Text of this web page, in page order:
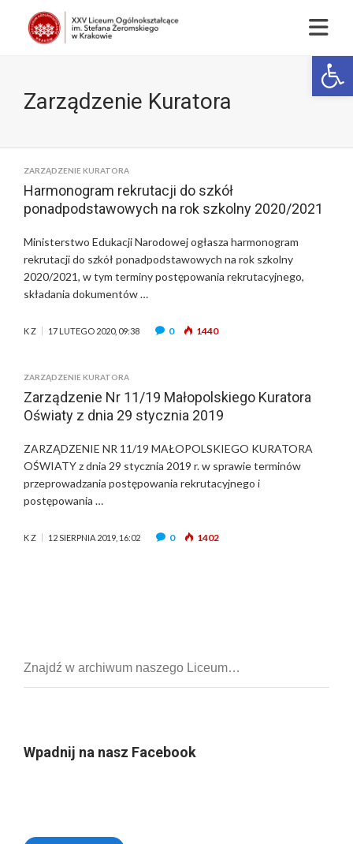
Zarządzenie Kuratora
ZARZĄDZENIE KURATORA
Harmonogram rekrutacji do szkół
ponadpodstawowych na rok szkolny 2020/2021
Ministerstwo Edukacji Narodowej ogłasza harmonogram
rekrutacji do szkół ponadpodstawowych na rok szkolny
2020/2021, w tym terminy postępowania rekrutacyjnego,
składania dokumentów …
K Z 17 LUTEGO 2020, 09:38 0 1440
ZARZĄDZENIE KURATORA
Zarządzenie Nr 11/19 Małopolskiego Kuratora
Oświaty z dnia 29 stycznia 2019
ZARZĄDZENIE NR 11/19 MAŁOPOLSKIEGO KURATORA
OŚWIATY z dnia 29 stycznia 2019 r. w sprawie terminów
przeprowadzania postępowania rekrutacyjnego i
postępowania …
K Z 12 SIERPNIA 2019, 16:02 0 1402
Wpadnij na nasz Facebook